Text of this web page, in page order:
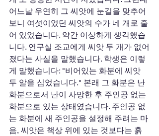
어느날 우연히 그 씨앗에 눈길을 맞추어
보니 여섯이었던 씨앗의 수가 네 개로 줄
어 있었습니다. 약간 이상하게 생각했습
니다. 연구실 조교에게 씨앗 두 개가 없어
졌다는 사실을 말했습니다. 학생은 이렇
게 말했습니다: "비어있는 화분에 씨앗
두 알을 심었습니다." 본래 그 화분은 난
화분으로서 난이 사망한 후 주인공 없는
화분으로 있는 상태였습니다. 주인공 없
는 화분에 새 주인공을 설정해 주려는 마
음, 씨앗은 책상 위에 있는 것보다는 흙